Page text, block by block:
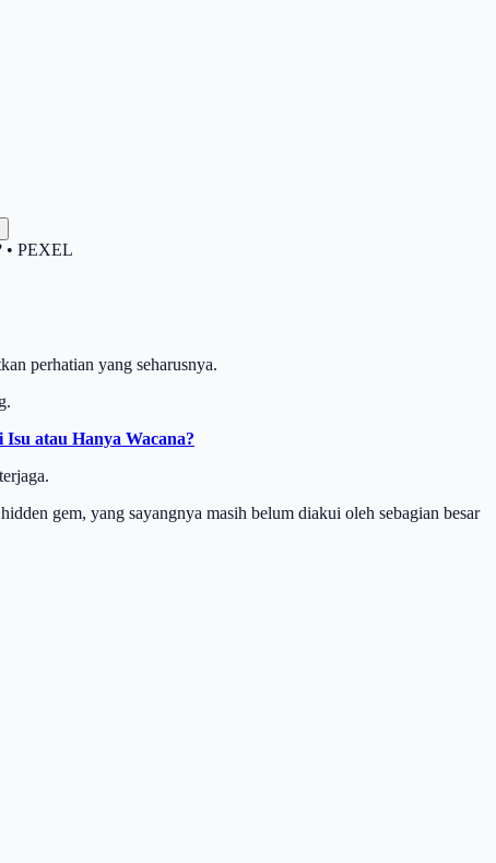
• PEXEL
perhatian yang seharusnya.
atau Hanya Wacana?
gem, yang sayangnya masih belum diakui oleh sebagian besar